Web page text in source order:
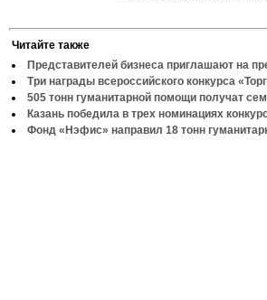
Читайте также
Представителей бизнеса приглашают на
Три награды всероссийского конкурса
505 тонн гуманитарной помощи получат
Казань победила в трех номинациях
Фонд «Нэфис» направил 18 тонн